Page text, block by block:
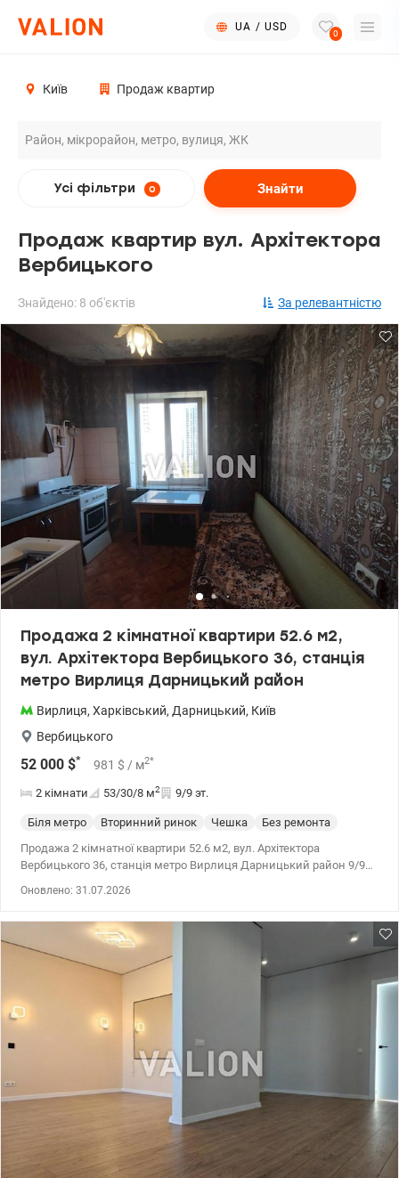
UA / USD
0
Київ Продаж квартир
Усі фільтри 0 Знайти
Продаж квартир вул. Архітектора
Вербицького
Знайдено: 8 об'єктів За релевантністю
Продажа 2 кімнатної квартири 52.6 м2,
вул. Архітектора Вербицького 36, станція
метро Вирлиця Дарницький район
Вирлиця, Харківський, Дарницький, Київ
Вербицького
52 000 $* 981 $ / м2*
2 кімнати 53/30/8 м2 9/9 эт.
Біля метро Вторинний ринок Чешка
Без ремонта
Продажа 2 кімнатної квартири 52.6 м2, вул. Архітектора
Вербицького 36, станція метро Вирлиця Дарницький район 9/9
хв. пішки, зупинка громадського транспорту 3 хвилини ходьби.
Квартира під ремонт (а це можливість зробити ремонт під себе,
не переплачуючи за чужий), з окремими кімнатами та
є газ. Висота стелі 2.6 м. Встановлені лічильники. Вікна виходять
у двір. Перевагою 9 поверху є те, що ніхто не буде ходити над
головою, а це спокій. Тамбур на дві квартири. Ціна 52000 у.о.
Марина 0505077158 valion.ua/1149536
Оновлено: 31.07.2026